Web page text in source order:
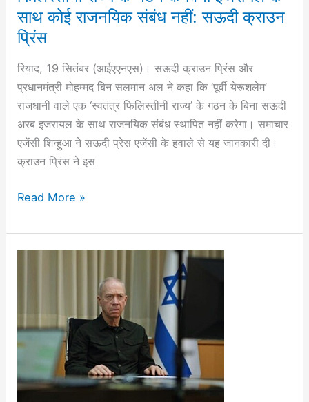
साथ कोई राजनयिक संबंध नहीं: सऊदी क्राउन
प्रिंस
रियाद, 19 सितंबर (आईएएनएस)। सऊदी क्राउन प्रिंस और
प्रधानमंत्री मोहम्मद बिन सलमान अल ने कहा कि ‘पूर्वी येरूशलेम’
राजधानी वाले एक ‘स्वतंत्र फिलिस्तीनी राज्य’ के गठन के बिना सऊदी
अरब इजरायल के साथ राजनयिक संबंध स्थापित नहीं करेगा। समाचार
एजेंसी शिन्हुआ ने सऊदी प्रेस एजेंसी के हवाले से यह जानकारी दी।
क्राउन प्रिंस ने इस
राज्य
के
गठन
के
बिना
इजरायल
के
साथ
कोई
संबंध
सऊदी
क्राउन
Read More »
के
‘नए
चरण’
की